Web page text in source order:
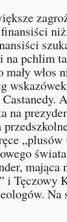
pchlim
włos
na
mająca
i Tęczowy
Na